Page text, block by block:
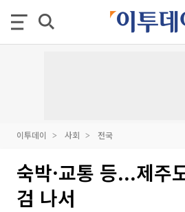
이투데이 사회 전국
숙박·교통 등...제주
검 나서